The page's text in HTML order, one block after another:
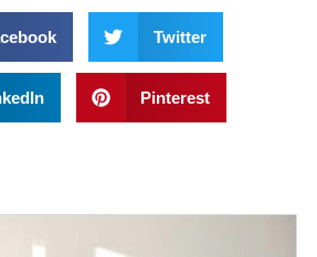
Twitter
Pinterest